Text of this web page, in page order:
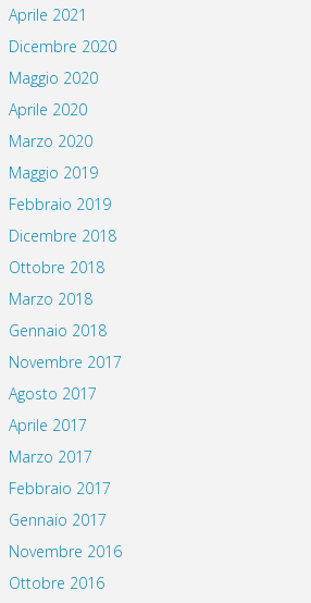
Aprile 2021
Dicembre 2020
Maggio 2020
Aprile 2020
Marzo 2020
Maggio 2019
Febbraio 2019
Dicembre 2018
Ottobre 2018
Marzo 2018
Gennaio 2018
Novembre 2017
Agosto 2017
Aprile 2017
Marzo 2017
Febbraio 2017
Gennaio 2017
Novembre 2016
Ottobre 2016